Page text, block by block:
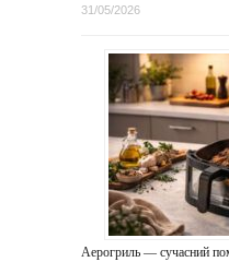
31/05/2026
Аерогриль — сучасний